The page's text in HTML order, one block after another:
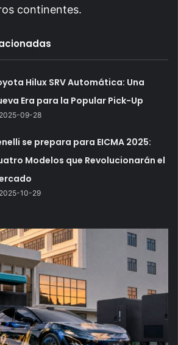
continentes.
Hilux SRV Automática: Una
Era para la Popular Pick-Up
2025-09-28
se prepara para EICMA 2025:
Modelos que Revolucionarán el
2025-10-29